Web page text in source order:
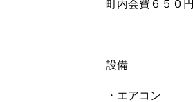
町内会費６５０円
設備
・エアコン